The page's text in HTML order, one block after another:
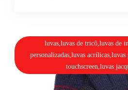
luvas,luvas de tricô,luvas de
personalizadas,luvas acrílicas,luvas
touchscreen,luvas